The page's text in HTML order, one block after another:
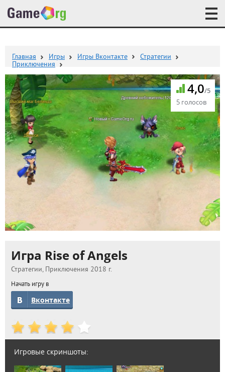
Главная Игры Игры Вконтакте
Стратегии
Приключения
4,0/5
5 голосов
Игра Rise of Angels
Стратегии, Приключения 2018 г.
Начать игру в
Вконтакте
Игровые скриншоты: